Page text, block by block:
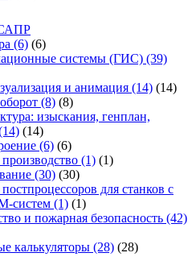
(6) (6)
системы (ГИС) (39)
и анимация (14) (14)
(8) (8)
изыскания, генплан,
(14)
(6) (6)
(1) (1)
(30) (30)
постпроцессоров для станков с
систем (1) (1)
и пожарная безопасность (42)
калькуляторы (28) (28)